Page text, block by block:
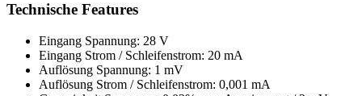
Technische Features
Eingang Spannung: 28 V
Eingang Strom / Schleifenstrom: 20 mA
Auflösung Spannung: 1 mV
Auflösung Strom / Schleifenstrom: 0,001 mA